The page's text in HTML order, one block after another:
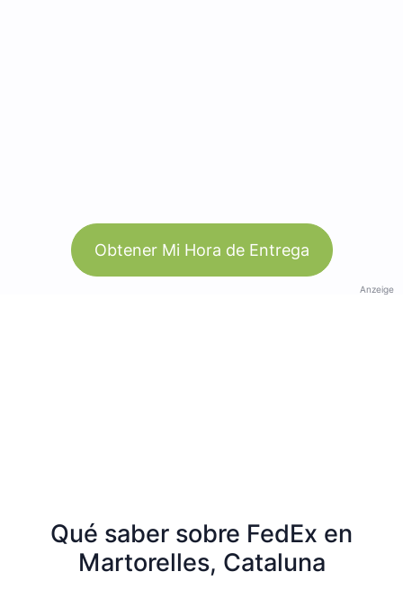
Obtener Mi Hora de Entrega
Anzeige
Qué saber sobre FedEx en
Martorelles, Cataluna